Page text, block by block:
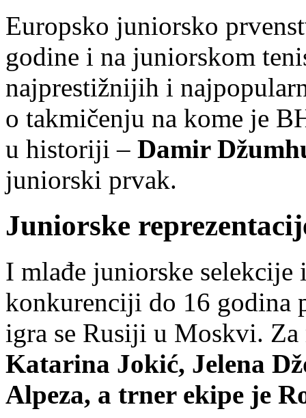
Europsko juniorsko
godine i na juniorskom
najprestižnijih i
o takmičenju na kome je
u historiji – Damir
juniorski prvak.
Juniorske
I mlađe juniorske
konkurenciji do 16 godina
igra se Rusiji u Moskvi.
Katarina Jokić, Jelena
Alpeza, a trner ekipe je